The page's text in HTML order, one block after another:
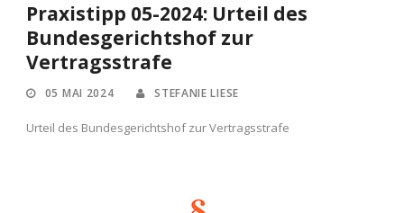
Praxistipp 05-2024: Urteil des
Bundesgerichtshof zur
Vertragsstrafe
05 MAI 2024 STEFANIE LIESE
Urteil des Bundesgerichtshof zur Vertragsstrafe